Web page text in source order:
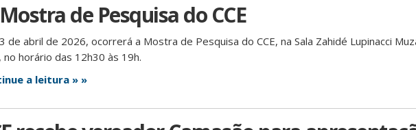
de Pesquisa do CCE
de abril de 2026, ocorrerá a Mostra de Pesquisa do CCE, na Sala Zahidé Lupinacci
no horário das 12h30 às 19h.
a leitura » »